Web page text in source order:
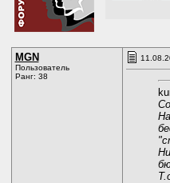
MGN
Пользователь
Ранг: 38